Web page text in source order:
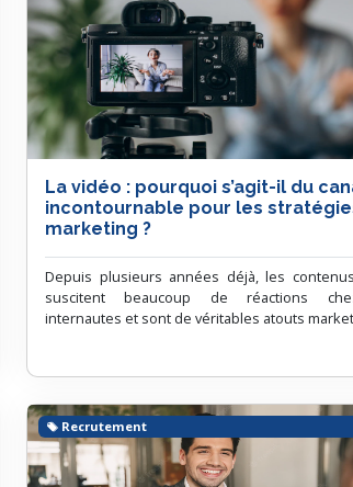
La vidéo : pourquoi s’agit-il du
incontournable pour les
marketing ?
Depuis plusieurs années déjà, les
suscitent beaucoup de réactions
internautes et sont de véritables atouts
Recrutement